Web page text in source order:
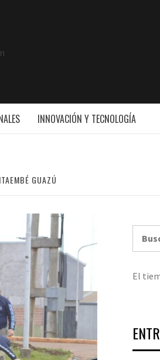
INNOVACIÓN Y TECNOLOGÍA
GUAZÚ
El